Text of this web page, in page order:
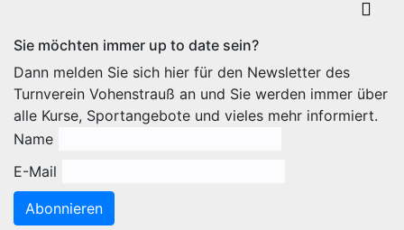
Sie möchten immer up to date sein?
Dann melden Sie sich hier für den Newsletter des
Turnverein Vohenstrauß an und Sie werden immer über
alle Kurse, Sportangebote und vieles mehr informiert.
Name
E-Mail
Abonnieren